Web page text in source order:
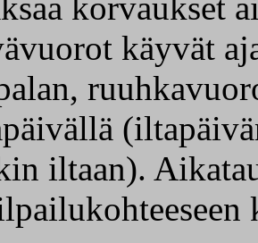
korvaukset
käyvät
iltaan).